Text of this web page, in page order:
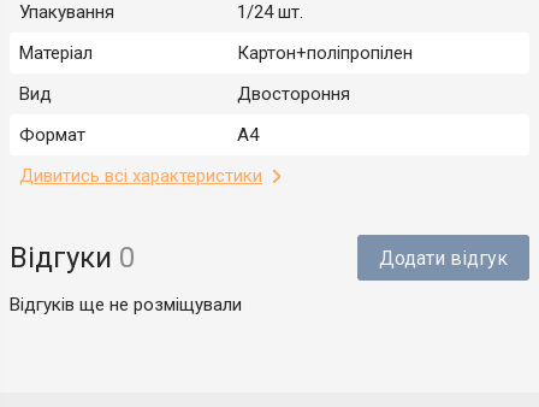
Упакування
1/24 шт.
Матеріал
Картон+поліпропілен
Вид
Двостороння
Формат
A4
Дивитись всі характеристики
Відгуки 0 Додати відгук
Відгуків ще не розміщували